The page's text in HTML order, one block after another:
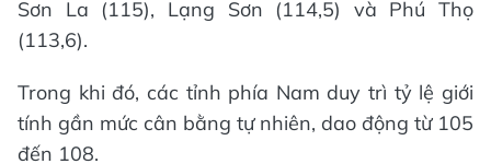
Sơn La (115), Lạng Sơn (114,5) và Phú Thọ
(113,6).
Trong khi đó, các tỉnh phía Nam duy trì tỷ lệ giới
tính gần mức cân bằng tự nhiên, dao động từ 105
đến 108.